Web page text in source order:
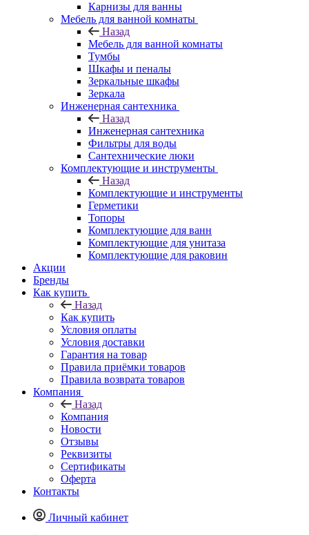
Карнизы для ванны
Мебель для ванной комнаты
Назад
Мебель для ванной комнаты
Тумбы
Шкафы и пеналы
Зеркальные шкафы
Зеркала
Инженерная сантехника
Назад
Инженерная сантехника
Фильтры для воды
Сантехнические люки
Комплектующие и инструменты
Назад
Комплектующие и инструменты
Герметики
Топоры
Комплектующие для ванн
Комплектующие для унитаза
Комплектующие для раковин
Акции
Бренды
Как купить
Назад
Как купить
Условия оплаты
Условия доставки
Гарантия на товар
Правила приёмки товаров
Правила возврата товаров
Компания
Назад
Компания
Новости
Отзывы
Реквизиты
Сертификаты
Оферта
Контакты
Личный кабинет